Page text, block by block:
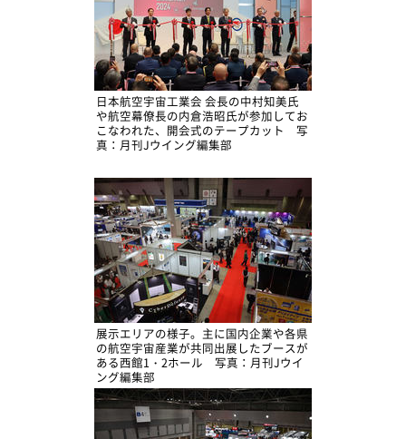
日本航空宇宙工業会 会長の中村知美氏
や航空幕僚長の内倉浩昭氏が参加してお
こなわれた、開会式のテープカット 写
真：月刊Jウイング編集部
展示エリアの様子。主に国内企業や各県
の航空宇宙産業が共同出展したブースが
ある西館1・2ホール 写真：月刊Jウイ
ング編集部